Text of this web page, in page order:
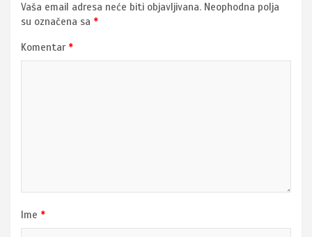
Vaša email adresa neće biti objavljivana. Neophodna polja
su označena sa *
Komentar *
Ime *